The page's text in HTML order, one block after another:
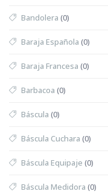
Bandolera (0)
Baraja Española (0)
Baraja Francesa (0)
Barbacoa (0)
Báscula (0)
Báscula Cuchara (0)
Báscula Equipaje (0)
Báscula Medidora (0)